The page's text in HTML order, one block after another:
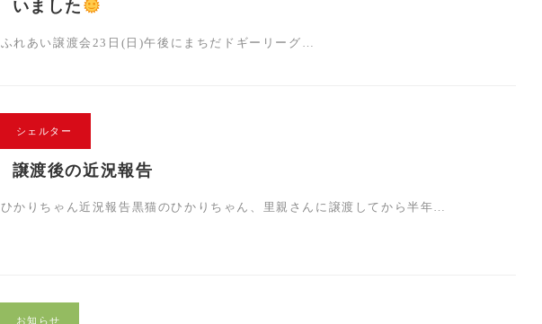
いました
ふれあい譲渡会23日(日)午後にまちだドギーリーグ…
シェルター
譲渡後の近況報告
ひかりちゃん近況報告黒猫のひかりちゃん、里親さんに譲渡してから半年…
お知らせ